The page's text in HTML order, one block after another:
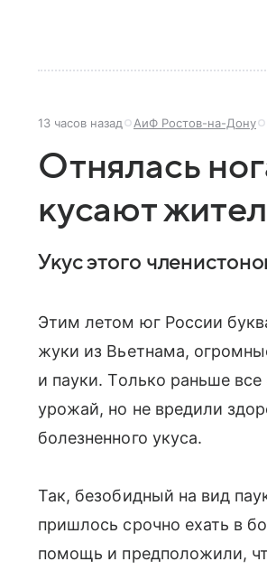
13 часов назад АиФ Ростов-на-Дону
Отнялась
кусают
Укус этого
Этим летом юг России
жуки из Вьетнама,
и пауки. Только раньше
урожай, но не вредили
болезненного укуса.
Так, безобидный на вид
пришлось срочно ехать в
помощь и предположили,